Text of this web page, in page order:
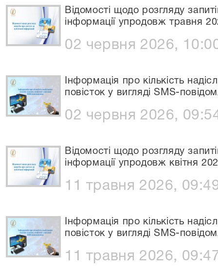
Відомості щодо розгляду
інформації упродовж травня
02 червня 2026,
Інформація про кількість
повісток у вигляді SMS-
02 червня 2026,
Відомості щодо розгляду
інформації упродовж квітня
11 травня 2026,
Інформація про кількість
повісток у вигляді SMS-
11 травня 2026,